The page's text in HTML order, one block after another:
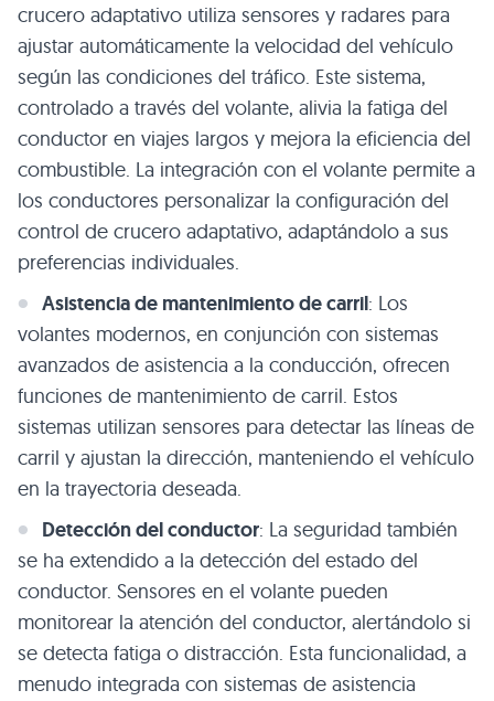
crucero adaptativo utiliza sensores y radares para
ajustar automáticamente la velocidad del vehículo
según las condiciones del tráfico. Este sistema,
controlado a través del volante, alivia la fatiga del
conductor en viajes largos y mejora la eficiencia del
combustible. La integración con el volante permite a
los conductores personalizar la configuración del
control de crucero adaptativo, adaptándolo a sus
preferencias individuales.
Asistencia de mantenimiento de carril: Los
volantes modernos, en conjunción con sistemas
avanzados de asistencia a la conducción, ofrecen
funciones de mantenimiento de carril. Estos
sistemas utilizan sensores para detectar las líneas de
carril y ajustan la dirección, manteniendo el vehículo
en la trayectoria deseada.
Detección del conductor: La seguridad también
se ha extendido a la detección del estado del
conductor. Sensores en el volante pueden
monitorear la atención del conductor, alertándolo si
se detecta fatiga o distracción. Esta funcionalidad, a
menudo integrada con sistemas de asistencia